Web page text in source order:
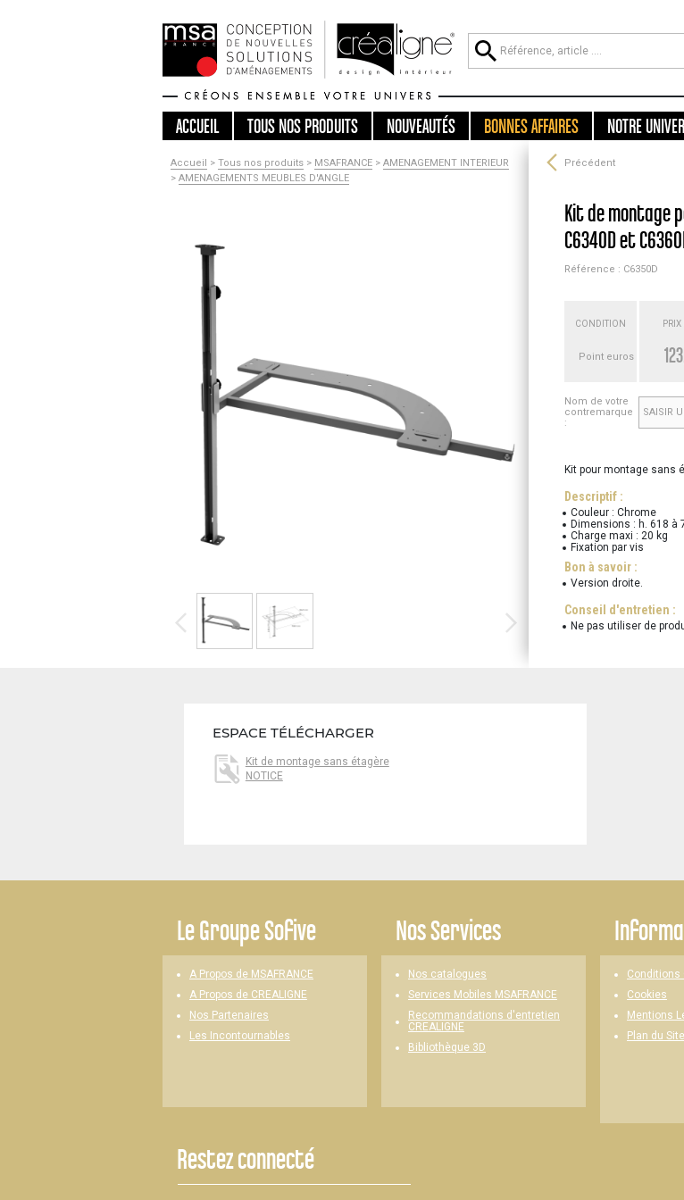
ACCUEIL TOUSNOS PRODUITS NOUVEAUTÉS BONNES AFFAIRES NOTRE
Accueil > Tous nos produits> MSAFRANCE> AMENAGEMENT INTERIEUR
> AMENAGEMENTS MEUBLES D'ANGLE
Précédent
Kit de montage
C6340D et
Référence : C6350D
CONDITION
Point euros
Nom de votre
contremarque
:
Kit pour montage sans
Descriptif :
Couleur : Chrome
Dimensions : h. 618 à
Charge maxi : 20 kg
Fixation par vis
Bon à savoir :
Version droite.
Conseil d'entretien :
Ne pas utiliser de
ESPACE TÉLÉCHARGER
Kit de montage sans étagère
NOTICE
LeGroupe Sofive
A Propos de MSAFRANCE
A Propos de CREALIGNE
Nos Partenaires
Les Incontournables
Nos Services
Nos catalogues
Services Mobiles MSAFRANCE
Recommandations d'entretien
CREALIGNE
Bibliothèque 3D
Conditions
Cookies
Mentions
Plan du Site
Restez connecté